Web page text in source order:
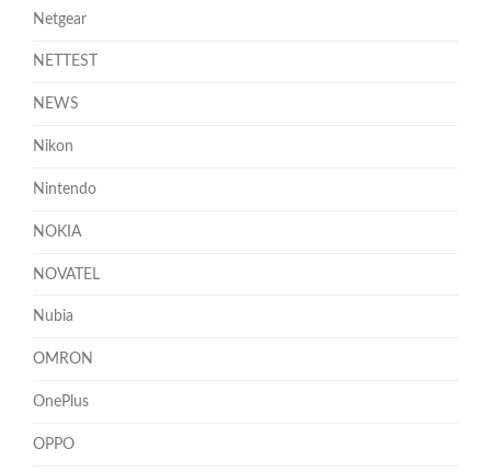
Netgear
NETTEST
NEWS
Nikon
Nintendo
NOKIA
NOVATEL
Nubia
OMRON
OnePlus
OPPO